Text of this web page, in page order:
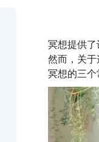
冥想提供
然而，关
冥想的三个